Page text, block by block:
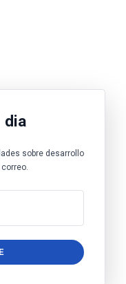
dia
sobre desarrollo